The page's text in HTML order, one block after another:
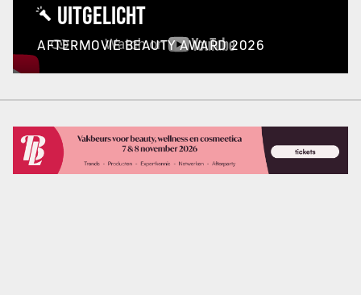
UITGELICHT
AFTERMOVIE BEAUTY AWARD 2026